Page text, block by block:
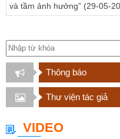
và tầm ảnh hưởng” (29-05-
Thông báo
Thư viện tác giả
VIDEO